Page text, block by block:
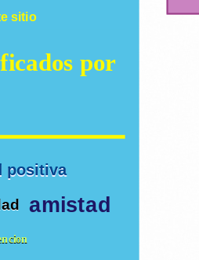
sitio
por
positiva
amistad